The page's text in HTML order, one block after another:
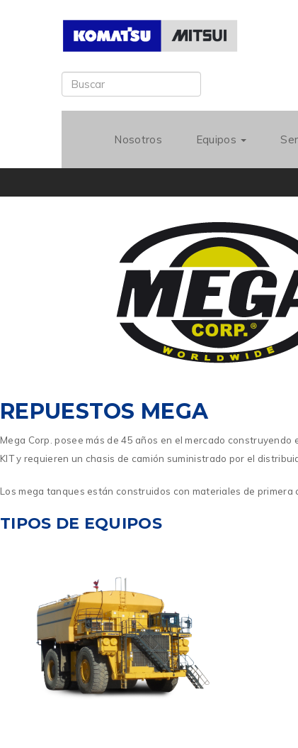
Nosotros Equipos
REPUESTOS MEGA
Mega Corp. posee más de 45 años en el mercado
KIT y requieren un chasis de camión suministrado por el
Los mega tanques están construidos con materiales de
TIPOS DE EQUIPOS